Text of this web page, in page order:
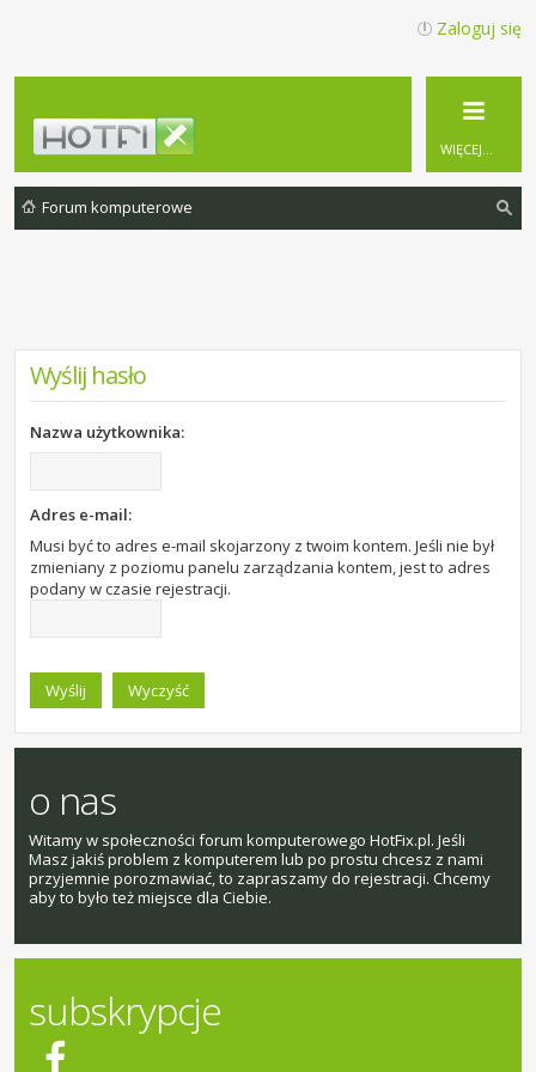
Zaloguj się
WIĘCEJ…
Forum komputerowe
Wyślij hasło
Nazwa użytkownika:
Adres e-mail:
Musi być to adres e-mail skojarzony z twoim kontem. Jeśli nie był
zmieniany z poziomu panelu zarządzania kontem, jest to adres
podany w czasie rejestracji.
o nas
Witamy w społeczności forum komputerowego HotFix.pl. Jeśli
Masz jakiś problem z komputerem lub po prostu chcesz z nami
przyjemnie porozmawiać, to zapraszamy do rejestracji. Chcemy
aby to było też miejsce dla Ciebie.
subskrypcje